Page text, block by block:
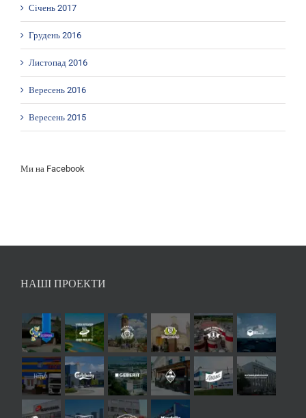
Січень 2017
Грудень 2016
Листопад 2016
Вересень 2016
Вересень 2015
Ми на Facebook
НАШІ ПРОЕКТИ